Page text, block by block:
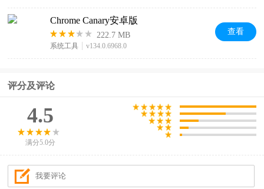
Chrome Canary安卓版
222.7 MB
系统工具 v134.0.6968.0
查看
评分及评论
4.5
满分5.0分